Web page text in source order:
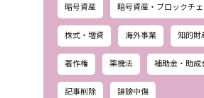
暗号資産 暗号資産・ブロックチ
株式・増資 海外事業 知的財
著作権 薬機法 補助金・助成
記事削除 誹謗中傷